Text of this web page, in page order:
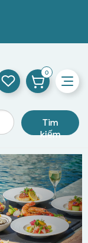
Tìm
kiếm
0